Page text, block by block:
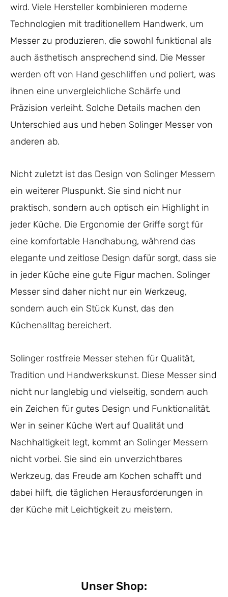
wird. Viele Hersteller kombinieren moderne
Technologien mit traditionellem Handwerk, um
Messer zu produzieren, die sowohl funktional als
auch ästhetisch ansprechend sind. Die Messer
werden oft von Hand geschliffen und poliert, was
ihnen eine unvergleichliche Schärfe und
Präzision verleiht. Solche Details machen den
Unterschied aus und heben Solinger Messer von
anderen ab.
Nicht zuletzt ist das Design von Solinger Messern
ein weiterer Pluspunkt. Sie sind nicht nur
praktisch, sondern auch optisch ein Highlight in
jeder Küche. Die Ergonomie der Griffe sorgt für
eine komfortable Handhabung, während das
elegante und zeitlose Design dafür sorgt, dass sie
in jeder Küche eine gute Figur machen. Solinger
Messer sind daher nicht nur ein Werkzeug,
sondern auch ein Stück Kunst, das den
Küchenalltag bereichert.
Solinger rostfreie Messer stehen für Qualität,
Tradition und Handwerkskunst. Diese Messer sind
nicht nur langlebig und vielseitig, sondern auch
ein Zeichen für gutes Design und Funktionalität.
Wer in seiner Küche Wert auf Qualität und
Nachhaltigkeit legt, kommt an Solinger Messern
nicht vorbei. Sie sind ein unverzichtbares
Werkzeug, das Freude am Kochen schafft und
dabei hilft, die täglichen Herausforderungen in
der Küche mit Leichtigkeit zu meistern.
Unser Shop: